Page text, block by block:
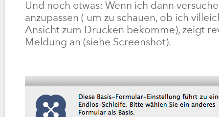
Und noch etwas: Wenn ich dann
anzupassen ( um zu schauen, ob ich
Ansicht zum Drucken bekomme), zeigt
Meldung an (siehe Screenshot).